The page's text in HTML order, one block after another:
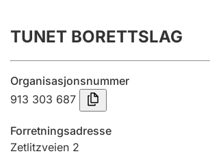
Årsregnskap
Innsending og forsinkelsesgebyr
Tinglysing
TUNET BORETTSLAG
Organisasjonsnummer
913 303 687
Forretningsadresse
Zetlitzveien 2